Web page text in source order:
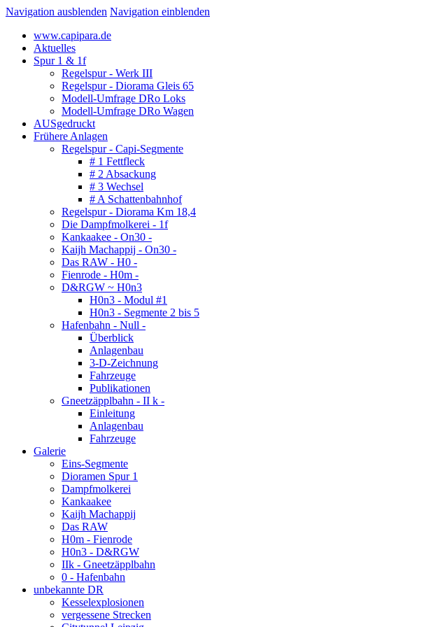
Navigation ausblenden Navigation einblenden
www.capipara.de
Aktuelles
Spur 1 & 1f
Regelspur - Werk III
Regelspur - Diorama Gleis 65
Modell-Umfrage DRo Loks
Modell-Umfrage DRo Wagen
AUSgedruckt
Frühere Anlagen
Regelspur - Capi-Segmente
# 1 Fettfleck
# 2 Absackung
# 3 Wechsel
# A Schattenbahnhof
Regelspur - Diorama Km 18,4
Die Dampfmolkerei - 1f
Kankaakee - On30 -
Kaijh Machappij - On30 -
Das RAW - H0 -
Fienrode - H0m -
D&RGW ~ H0n3
H0n3 - Modul #1
H0n3 - Segmente 2 bis 5
Hafenbahn - Null -
Überblick
Anlagenbau
3-D-Zeichnung
Fahrzeuge
Publikationen
Gneetzäpplbahn - II k -
Einleitung
Anlagenbau
Fahrzeuge
Galerie
Eins-Segmente
Dioramen Spur 1
Dampfmolkerei
Kankaakee
Kaijh Machappij
Das RAW
H0m - Fienrode
H0n3 - D&RGW
IIk - Gneetzäpplbahn
0 - Hafenbahn
unbekannte DR
Kesselexplosionen
vergessene Strecken